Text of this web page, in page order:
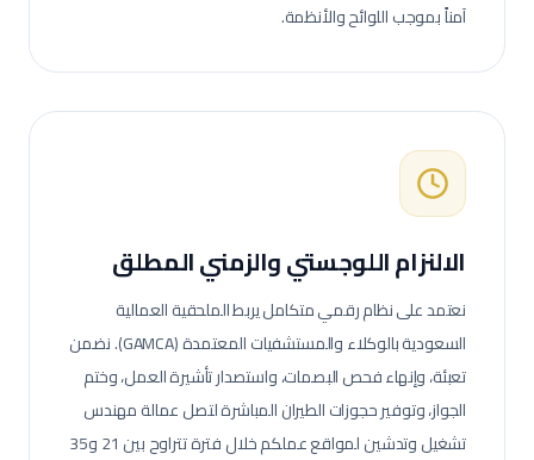
آمناً بموجب اللوائح والأنظمة.
الالنزام اللوجستي والزمني المطلق
نعتمد على نظام رقمي متكامل يربط الملحقية العمالية
السعودية بالوكلاء والمستشفيات المعتمدة (GAMCA). نضمن
تعبئة، وإنهاء فحص البصمات، واستصدار تأشيرة العمل، وختم
الجواز، وتوفير حجوزات الطيران المباشرة لتصل عمالةمهندس
تشغيل وتدشين
لمواقع عملكم خلال فترة تتراوح بين 21 و35